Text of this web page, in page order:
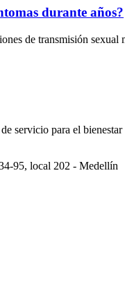
durante años?
de transmisión sexual
servicio para el bienestar
95, local 202 - Medellín